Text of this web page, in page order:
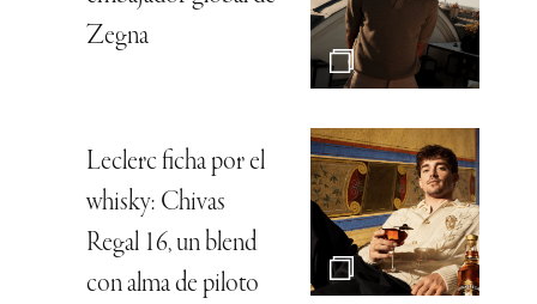
Zegna
Leclerc ficha por el
whisky: Chivas
Regal 16, un blend
con alma de piloto